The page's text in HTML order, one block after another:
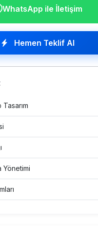
WhatsApp ile İletişim
Hemen Teklif Al
Yönetimi